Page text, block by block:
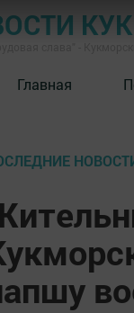
Главная